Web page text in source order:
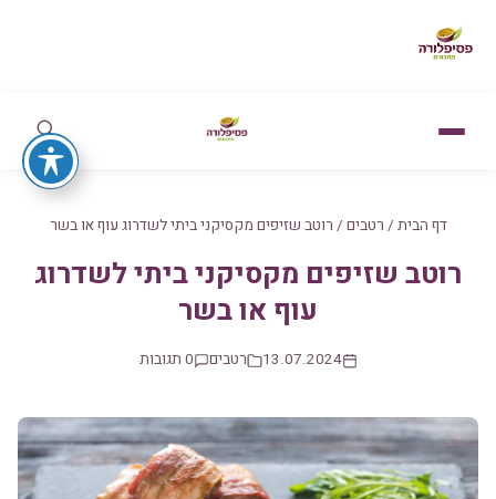
דף הבית / רטבים / רוטב שזיפים מקסיקני ביתי לשדרוג עוף או בשר
רוטב שזיפים מקסיקני ביתי לשדרוג
עוף או בשר
13.07.2024 רטבים 0 תגובות